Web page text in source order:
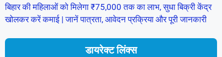
बिहार की महिलाओं को मिलेगा ₹75,000 तक का लाभ, सुधा बिक्री केंद्र
खोलकर करें कमाई | जानें पात्रता, आवेदन प्रक्रिया और पूरी जानकारी
डायरेक्ट लिंक्स